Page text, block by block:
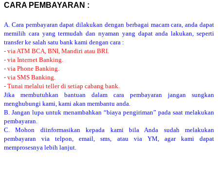
CARA PEMBAYARAN :
A. Cara pembayaran dapat dilakukan dengan berbagai macam cara, anda dapat
memilih cara yang termudah dan nyaman yang dapat anda lakukan, seperti
transfer ke salah satu bank kami dengan cara :
- via ATM BCA, BNI, Mandiri atau BRI.
- via Internet Banking.
- via Phone Banking.
- via SMS Banking.
- Tunai melalui teller di setiap cabang bank.
Jika membutuhkan bantuan dalam cara pembayaran jangan sungkan
menghubungi kami, kami akan membantu anda.
B. Jangan lupa untuk menambahkan “biaya pengiriman” pada saat melakukan
pembayaran.
C. Mohon diinformasikan kepada kami bila Anda sudah melakukan
pembayaran via telpon, email, sms, atau via YM, agar kami dapat
memprosesnya lebih lanjut.